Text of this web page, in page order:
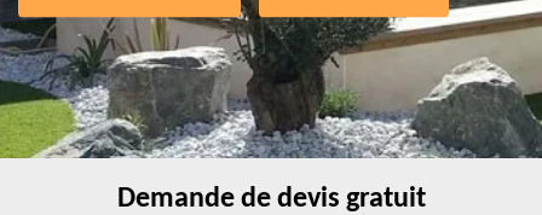
Demande de devis gratuit